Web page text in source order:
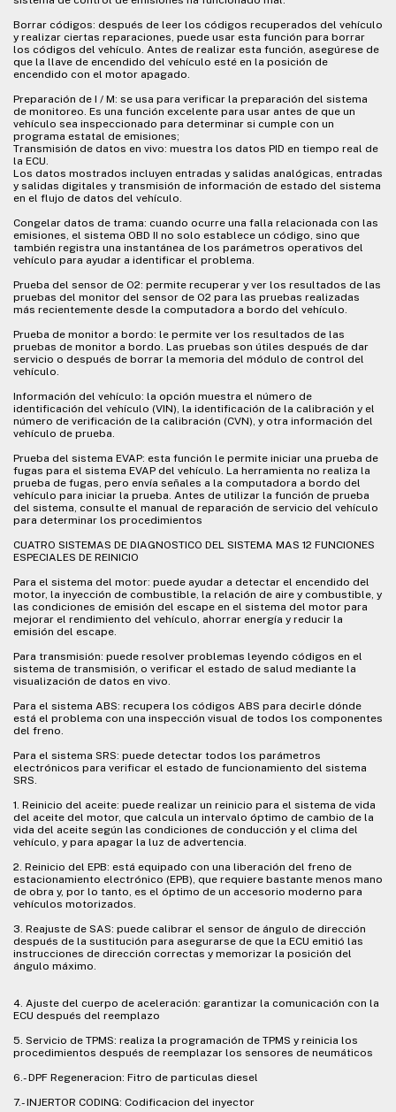
Borrar códigos: después de leer los códigos recuperados del vehículo
y realizar ciertas reparaciones, puede usar esta función para borrar
los códigos del vehículo. Antes de realizar esta función, asegúrese de
que la llave de encendido del vehículo esté en la posición de
encendido con el motor apagado.
Preparación de I / M: se usa para verificar la preparación del sistema
de monitoreo. Es una función excelente para usar antes de que un
vehículo sea inspeccionado para determinar si cumple con un
programa estatal de emisiones;
Transmisión de datos en vivo: muestra los datos PID en tiempo real de
la ECU.
Los datos mostrados incluyen entradas y salidas analógicas, entradas
y salidas digitales y transmisión de información de estado del sistema
en el flujo de datos del vehículo.
Congelar datos de trama: cuando ocurre una falla relacionada con las
emisiones, el sistema OBD II no solo establece un código, sino que
también registra una instantánea de los parámetros operativos del
vehículo para ayudar a identificar el problema.
Prueba del sensor de O2: permite recuperar y ver los resultados de las
pruebas del monitor del sensor de O2 para las pruebas realizadas
más recientemente desde la computadora a bordo del vehículo.
Prueba de monitor a bordo: le permite ver los resultados de las
pruebas de monitor a bordo. Las pruebas son útiles después de dar
servicio o después de borrar la memoria del módulo de control del
vehículo.
Información del vehículo: la opción muestra el número de
identificación del vehículo (VIN), la identificación de la calibración y el
número de verificación de la calibración (CVN), y otra información del
vehículo de prueba.
Prueba del sistema EVAP: esta función le permite iniciar una prueba de
fugas para el sistema EVAP del vehículo. La herramienta no realiza la
prueba de fugas, pero envía señales a la computadora a bordo del
vehículo para iniciar la prueba. Antes de utilizar la función de prueba
del sistema, consulte el manual de reparación de servicio del vehículo
para determinar los procedimientos
CUATRO SISTEMAS DE DIAGNOSTICO DEL SISTEMA MAS 12 FUNCIONES
ESPECIALES DE REINICIO
Para el sistema del motor: puede ayudar a detectar el encendido del
motor, la inyección de combustible, la relación de aire y combustible, y
las condiciones de emisión del escape en el sistema del motor para
mejorar el rendimiento del vehículo, ahorrar energía y reducir la
emisión del escape.
Para transmisión: puede resolver problemas leyendo códigos en el
sistema de transmisión, o verificar el estado de salud mediante la
visualización de datos en vivo.
Para el sistema ABS: recupera los códigos ABS para decirle dónde
está el problema con una inspección visual de todos los componentes
del freno.
Para el sistema SRS: puede detectar todos los parámetros
electrónicos para verificar el estado de funcionamiento del sistema
SRS.
1. Reinicio del aceite: puede realizar un reinicio para el sistema de vida
del aceite del motor, que calcula un intervalo óptimo de cambio de la
vida del aceite según las condiciones de conducción y el clima del
vehículo, y para apagar la luz de advertencia.
2. Reinicio del EPB: está equipado con una liberación del freno de
estacionamiento electrónico (EPB), que requiere bastante menos mano
de obra y, por lo tanto, es el óptimo de un accesorio moderno para
vehículos motorizados.
3. Reajuste de SAS: puede calibrar el sensor de ángulo de dirección
después de la sustitución para asegurarse de que la ECU emitió las
instrucciones de dirección correctas y memorizar la posición del
ángulo máximo.
4. Ajuste del cuerpo de aceleración: garantizar la comunicación con la
ECU después del reemplazo
5. Servicio de TPMS: realiza la programación de TPMS y reinicia los
procedimientos después de reemplazar los sensores de neumáticos
6.- DPF Regeneracion: Fitro de particulas diesel
7.- INJERTOR CODING: Codificacion del inyector